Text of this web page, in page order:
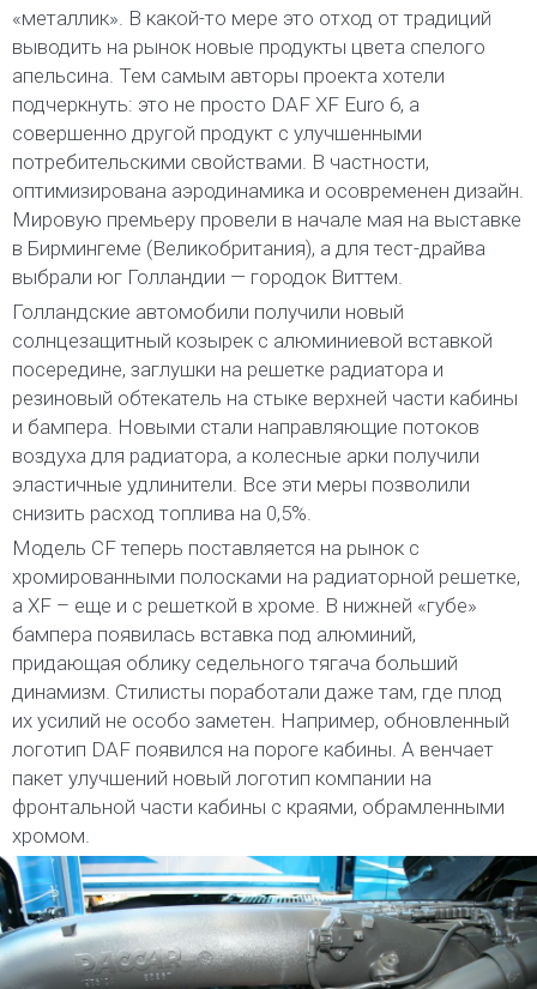
«металлик». В какой-то мере это отход от традиций
выводить на рынок новые продукты цвета спелого
апельсина. Тем самым авторы проекта хотели
подчеркнуть: это не просто DAF XF Euro 6, а
совершенно другой продукт с улучшенными
потребительскими свойствами. В частности,
оптимизирована аэродинамика и осовременен дизайн.
Мировую премьеру провели в начале мая на выставке
в Бирмингеме (Великобритания), а для тест-драйва
выбрали юг Голландии — городок Виттем.
Голландские автомобили получили новый
солнцезащитный козырек с алюминиевой вставкой
посередине, заглушки на решетке радиатора и
резиновый обтекатель на стыке верхней части кабины
и бампера. Новыми стали направляющие потоков
воздуха для радиатора, а колесные арки получили
эластичные удлинители. Все эти меры позволили
снизить расход топлива на 0,5%.
Модель CF теперь поставляется на рынок с
хромированными полосками на радиаторной решетке,
а XF – еще и с решеткой в хроме. В нижней «губе»
бампера появилась вставка под алюминий,
придающая облику седельного тягача больший
динамизм. Стилисты поработали даже там, где плод
их усилий не особо заметен. Например, обновленный
логотип DAF появился на пороге кабины. А венчает
пакет улучшений новый логотип компании на
фронтальной части кабины с краями, обрамленными
хромом.